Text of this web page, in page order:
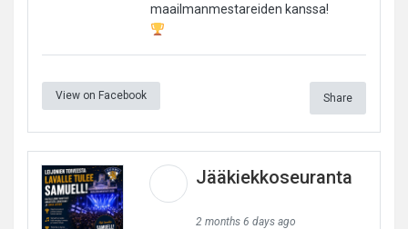
maailmanmestareiden kanssa!
View on Facebook Share
Jääkiekkoseuranta
2 months 6 days ago